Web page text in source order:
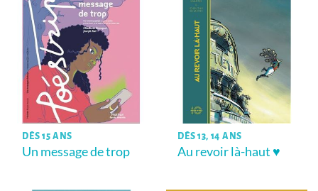
DÈS 15 ANS
Un message de trop
DÈS 13, 14 ANS
Au revoir là-haut ♥